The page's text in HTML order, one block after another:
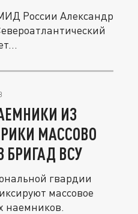
России Александр
ИЗ
МАССОВО
БРИГАД ВСУ
гвардии
массовое
наемников.